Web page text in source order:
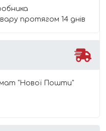
протягом 14 днів
"Нової Пошти"